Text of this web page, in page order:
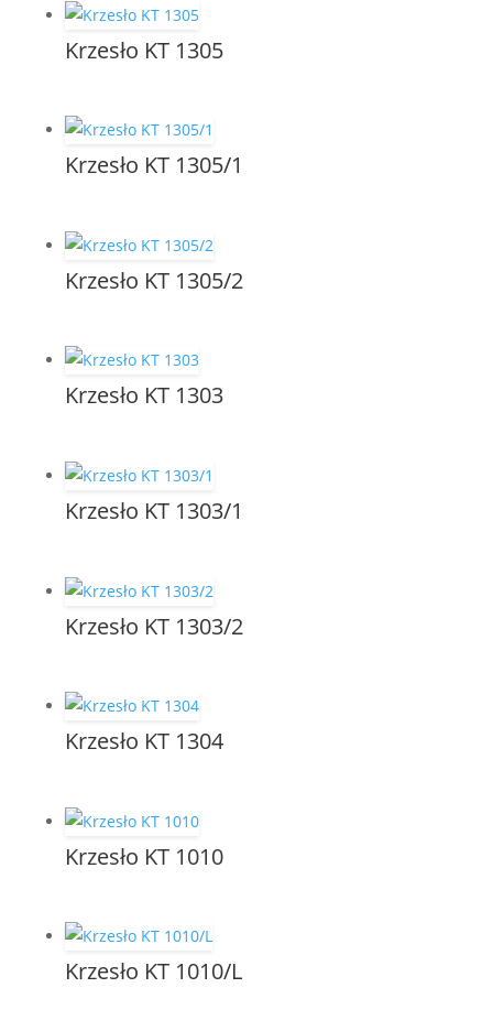
Krzesło KT 1305
Krzesło KT 1305/1
Krzesło KT 1305/2
Krzesło KT 1303
Krzesło KT 1303/1
Krzesło KT 1303/2
Krzesło KT 1304
Krzesło KT 1010
Krzesło KT 1010/L